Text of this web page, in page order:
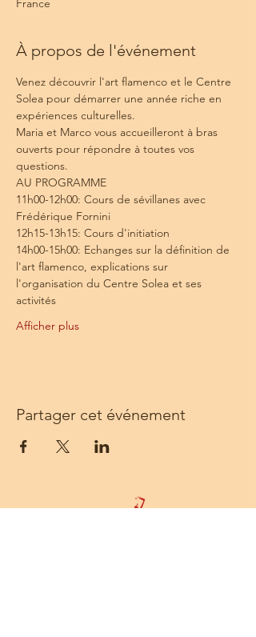
France
À propos de l'événement
Venez découvrir l'art flamenco et le Centre
Solea pour démarrer une année riche en
expériences culturelles.
Maria et Marco vous accueilleront à bras
ouverts pour répondre à toutes vos
questions.
AU PROGRAMME
11h00-12h00: Cours de sévillanes avec
Frédérique Fornini
12h15-13h15: Cours d'initiation
14h00-15h00: Echanges sur la définition de
l'art flamenco, explications sur
l'organisation du Centre Solea et ses
activités
Afficher plus
Partager cet événement